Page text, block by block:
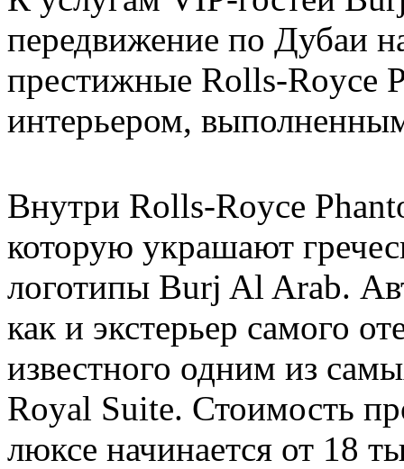
передвижение по Дубаи
престижные Rolls-Royce
интерьером,
Внутри Rolls-Royce
которую украшают
логотипы Burj Al Arab.
как и экстерьер самого
известного одним из
Royal Suite. Стоимость
люксе начинается от 18